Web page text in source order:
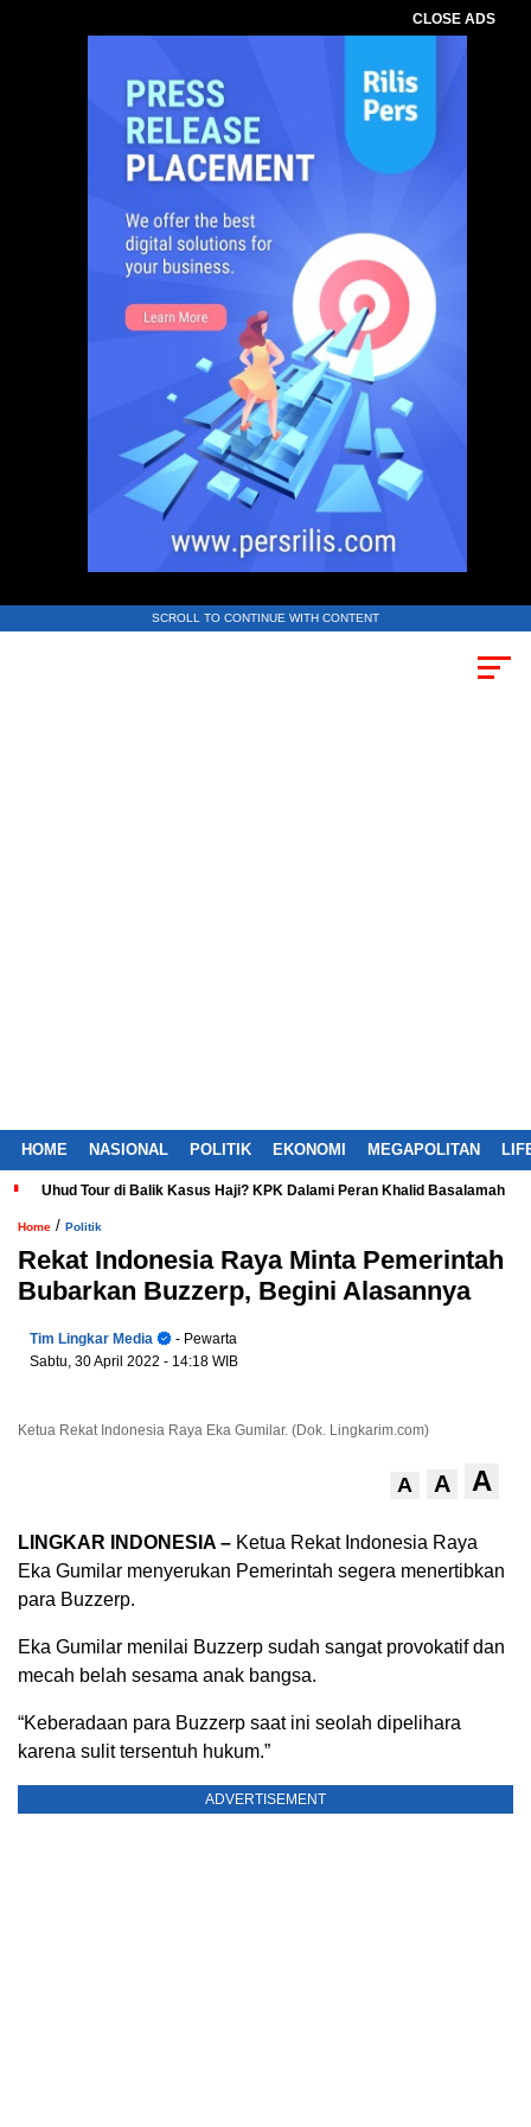
CLOSE ADS
SCROLL TO CONTINUE WITH CONTENT
HOME NASIONAL POLITIK EKONOMI MEGAPOLITAN
Uhud Tour di Balik Kasus Haji? KPK Dalami Peran Khalid Basalamah
Home / Politik
Rekat Indonesia Raya Minta Pemerintah
Bubarkan Buzzerp, Begini Alasannya
Tim Lingkar Media
- Pewarta
Sabtu, 30 April 2022 - 14:18 WIB
Ketua Rekat Indonesia Raya Eka Gumilar. (Dok. Lingkarim.com)
A A A
LINGKAR INDONESIA – Ketua Rekat Indonesia Raya
Eka Gumilar menyerukan Pemerintah segera menertibkan
para Buzzerp.
Eka Gumilar menilai Buzzerp sudah sangat provokatif dan
mecah belah sesama anak bangsa.
“Keberadaan para Buzzerp saat ini seolah dipelihara
karena sulit tersentuh hukum.”
ADVERTISEMENT